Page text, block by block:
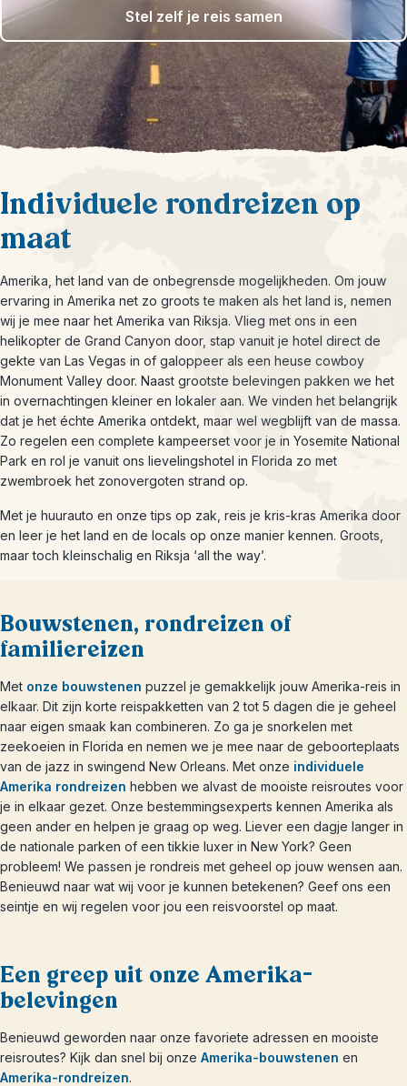
Stel zelf je reis samen
Individuele rondreizen op
maat
Amerika, het land van de onbegrensde mogelijkheden. Om jouw
ervaring in Amerika net zo groots te maken als het land is, nemen
wij je mee naar het Amerika van Riksja. Vlieg met ons in een
helikopter de Grand Canyon door, stap vanuit je hotel direct de
gekte van Las Vegas in of galoppeer als een heuse cowboy
Monument Valley door. Naast grootste belevingen pakken we het
in overnachtingen kleiner en lokaler aan. We vinden het belangrijk
dat je het échte Amerika ontdekt, maar wel wegblijft van de massa.
Zo regelen een complete kampeerset voor je in Yosemite National
Park en rol je vanuit ons lievelingshotel in Florida zo met
zwembroek het zonovergoten strand op.
Met je huurauto en onze tips op zak, reis je kris-kras Amerika door
en leer je het land en de locals op onze manier kennen. Groots,
maar toch kleinschalig en Riksja ‘all the way’.
Bouwstenen, rondreizen of
familiereizen
Met onze bouwstenen puzzel je gemakkelijk jouw Amerika-reis in
elkaar. Dit zijn korte reispakketten van 2 tot 5 dagen die je geheel
naar eigen smaak kan combineren. Zo ga je snorkelen met
zeekoeien in Florida en nemen we je mee naar de geboorteplaats
van de jazz in swingend New Orleans. Met onze individuele
Amerika rondreizen hebben we alvast de mooiste reisroutes voor
je in elkaar gezet. Onze bestemmingsexperts kennen Amerika als
geen ander en helpen je graag op weg. Liever een dagje langer in
de nationale parken of een tikkie luxer in New York? Geen
probleem! We passen je rondreis met geheel op jouw wensen aan.
Benieuwd naar wat wij voor je kunnen betekenen? Geef ons een
seintje en wij regelen voor jou een reisvoorstel op maat.
Een greep uit onze Amerika-
belevingen
Benieuwd geworden naar onze favoriete adressen en mooiste
reisroutes? Kijk dan snel bij onze Amerika-bouwstenen en
Amerika-rondreizen.